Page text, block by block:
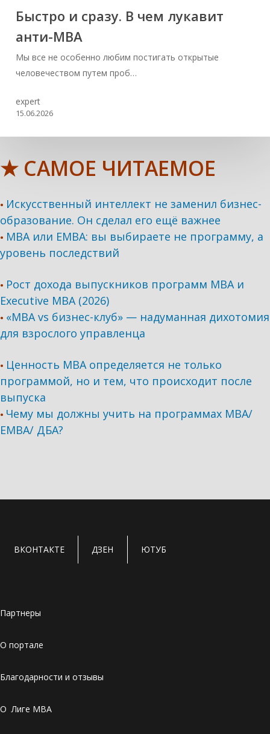
Быстро и сразу. В чем лукавит
анти-МВА
Мы все не особенно любим постигать открытые
человечеством путем проб…
expert
15.06.2026
★ САМОЕ ЧИТАЕМОЕ
• Искусственный интеллект не заменил бизнес-
образование. Он сделал его ещё важнее
• MBA или EMBA: вы выбираете не программу, а
уровень последствий
• Рост дохода выпускников программ МВА и
Executive MBA (2026)
• «MBA vs бизнес-клуб» — надуманная дихотомия
для взрослого управленца
• Ценность MBA определяется не только
программой, но и тем, что происходит после
выпуска
• Чему мы должны учить на программах МВА/
ЕМВА/ ДБА?
ВКОНТАКТЕ ДЗЕН ЮТУБ
Партнеры
О портале
Благодарности и отзывы
О Лиге MBA